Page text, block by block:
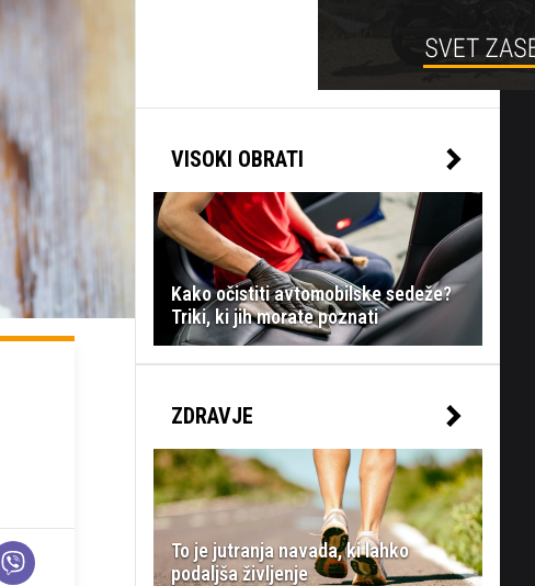
VISOKI OBRATI
Kako očistiti avtomobilske sedeže?
Triki, ki jih morate poznati
ZDRAVJE
To je jutranja navada, ki lahko
podaljša življenje